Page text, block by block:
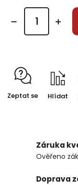
Zeptat se Hlídat
Záruka
Ověřeno
Doprava